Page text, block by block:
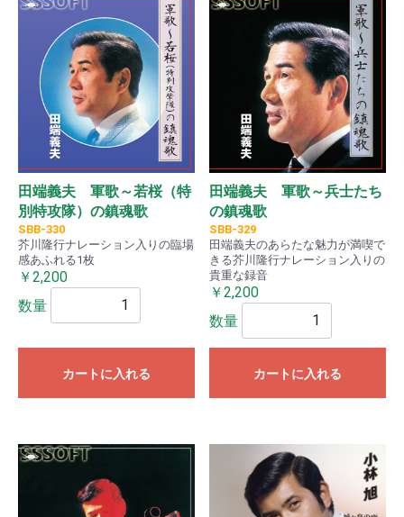
田端義夫 軍歌～若桜（特
別特攻隊）の鎮魂歌
SBB-330
芥川隆行ナレーション入りの臨場
感あふれる1枚
￥2,200
数量
カートに入れる
田端義夫 軍歌～兵士たち
の鎮魂歌
SBB-329
田端義夫のあらたな魅力が満喫で
きる芥川隆行ナレーション入りの
貴重な録音
￥2,200
数量
カートに入れる